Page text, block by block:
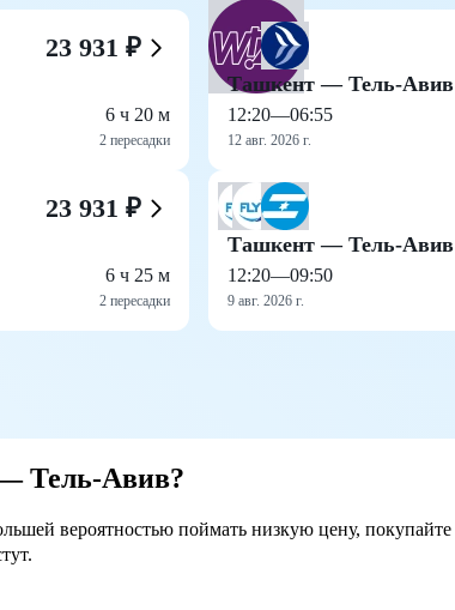
23 931 ₽
6 ч 20 м
2 пересадки
23 931 ₽
6 ч 25 м
2 пересадки
Ташкент — Тель-Авив
12:20—06:55
12 авг. 2026 г.
Ташкент — Тель-Авив
12:20—09:50
9 авг. 2026 г.
— Тель-Авив?
вероятностью поймать низкую цену,